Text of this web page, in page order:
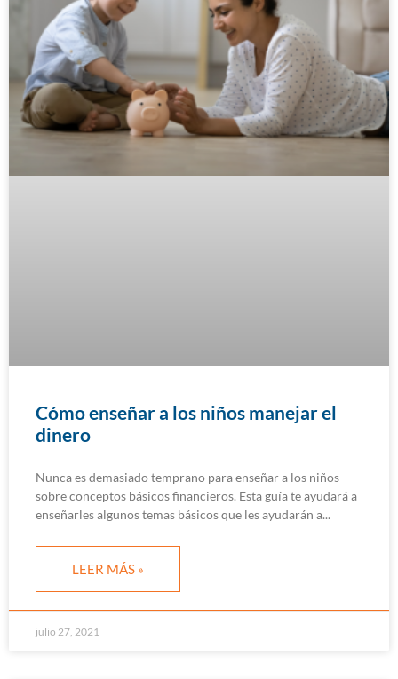
Cómo enseñar a los niños manejar el
dinero
Nunca es demasiado temprano para enseñar a los niños
sobre conceptos básicos financieros. Esta guía te ayudará a
enseñarles algunos temas básicos que les ayudarán a
LEER MÁS »
julio 27, 2021